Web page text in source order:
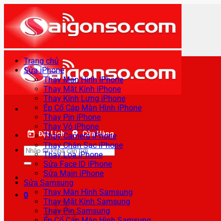
qua
nội
dung
Đặt Lịch Cửa Hàng
Tìm
kiếm:
0
Trang chủ
Sửa iPhone
Thay Màn Hình iPhone
Thay Mặt Kính iPhone
Thay Kính Lưng iPhone
Ép Cổ Cáp Màn Hình iPhone
Thay Pin iPhone
Thay Vỏ iPhone
Thay Camera iPhone
Thay Chân Sạc iPhone
Thay Loa iPhone
Sửa Face ID iPhone
Sửa Main iPhone
Sửa Samsung
Thay Màn Hình Samsung
Thay Mặt Kính Samsung
Thay Pin Samsung